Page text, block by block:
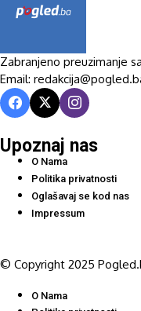
Zabranjeno preuzimanje
Email:
Upoznaj nas
O Nama
Politika privatnosti
Oglašavaj se kod nas
Impressum
© Copyright 2025
O Nama